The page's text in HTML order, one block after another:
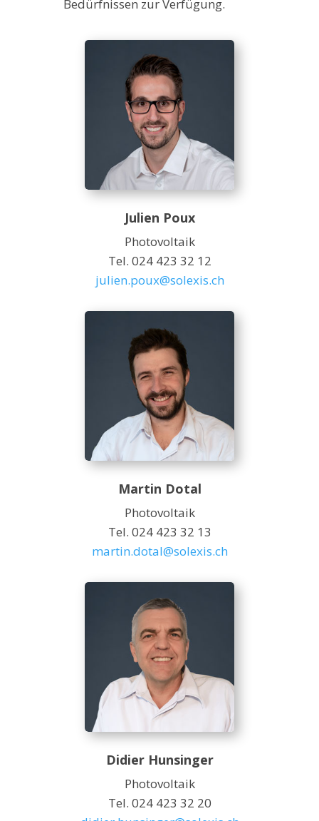
Bedürfnissen zur Verfügung.
Julien Poux
Photovoltaik
Tel. 024 423 32 12
julien.poux@solexis.ch
Martin Dotal
Photovoltaik
Tel. 024 423 32 13
martin.dotal@solexis.ch
Didier Hunsinger
Photovoltaik
Tel. 024 423 32 20